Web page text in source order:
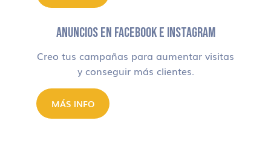
ANUNCIOS EN FACEBOOK E INSTAGRAM
Creo tus campañas para aumentar visitas
y conseguir más clientes.
MÁS INFO